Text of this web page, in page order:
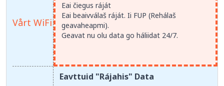
Vårt WiFi
Eai čiegus ráját
Eai beaivválaš ráját. Ii FUP (Rehálaš
geavaheapmi).
Geavat nu olu data go háliidat 24/7.
Eavttuid "Rájahis" Data